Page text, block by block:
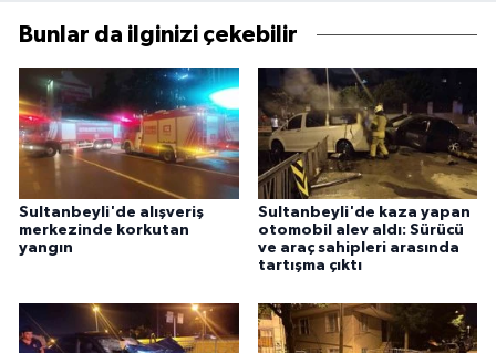
Bunlar da ilginizi çekebilir
Sultanbeyli'de alışveriş
merkezinde korkutan
yangın
Sultanbeyli'de kaza yapan
otomobil alev aldı: Sürücü
ve araç sahipleri arasında
tartışma çıktı